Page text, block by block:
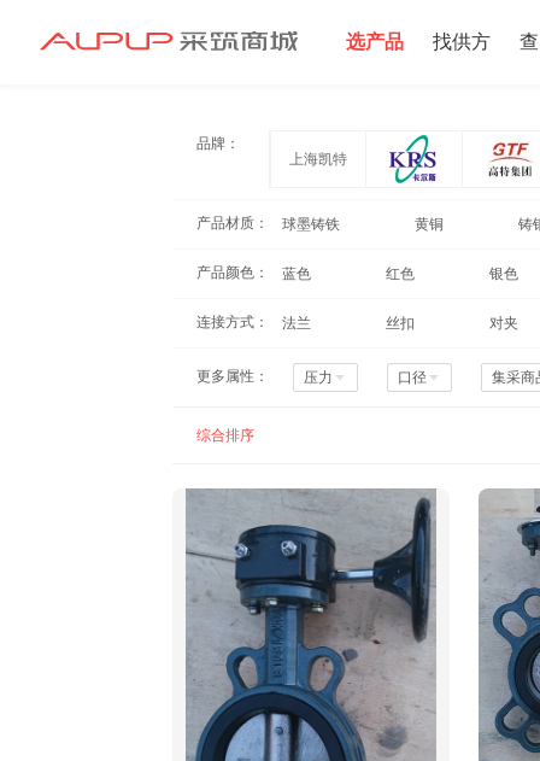
选产品 找供方
招募寻源
品牌：
上海凯特
产品材质： 球墨铸铁 黄铜 铸
产品颜色： 蓝色 红色 银色
连接方式： 法兰 丝扣 对夹
更多属性： 压力 口径 集采商
综合排序